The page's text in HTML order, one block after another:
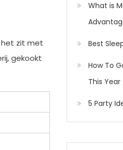
het zit met
gekookt
What is
Best
How To
This Year
5 Party